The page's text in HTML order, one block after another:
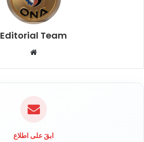
Editorial Team
ل
ابقَ على اطلاع